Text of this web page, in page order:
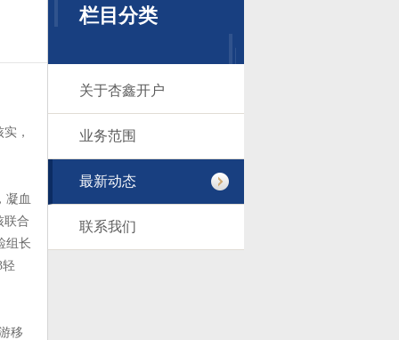
，
凝血
联合
组长
移
栏目分类
关于杏鑫开户
业务范围
最新动态
联系我们